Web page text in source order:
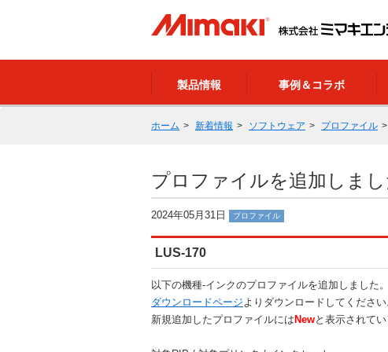
製品情報 事例＆コラボ
ホーム 新着情報 ソフトウェア プロファイル
プロファイルを追加しまし
2024年05月31日 プロファイル
LUS-170
以下の機種-インクのプロファイルを追加しました。
ダウンロードページよりダウンロードしてください
新規追加したプロファイルには Newと表示されてい